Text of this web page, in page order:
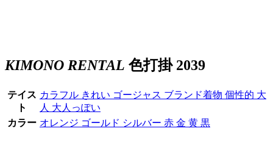
KIMONO RENTAL 色打掛 2039
テイス
ト
カラフル きれい ゴージャス ブランド着物 個性的 大
人 大人っぽい
カラー オレンジ ゴールド シルバー 赤 金 黄 黒